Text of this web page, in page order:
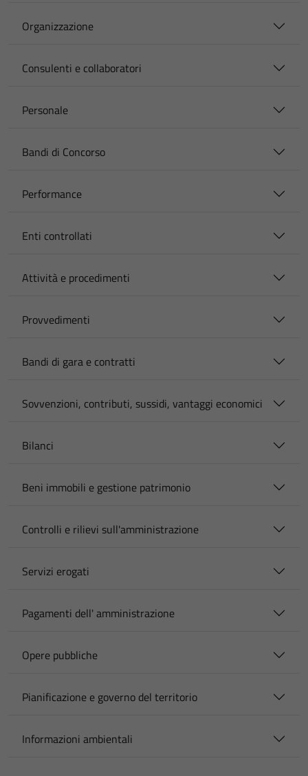
Organizzazione
Consulenti e collaboratori
Personale
Bandi di Concorso
Performance
Enti controllati
Attività e procedimenti
Provvedimenti
Bandi di gara e contratti
Sovvenzioni, contributi, sussidi, vantaggi economici
Bilanci
Beni immobili e gestione patrimonio
Controlli e rilievi sull'amministrazione
Servizi erogati
Pagamenti dell' amministrazione
Opere pubbliche
Pianificazione e governo del territorio
Informazioni ambientali